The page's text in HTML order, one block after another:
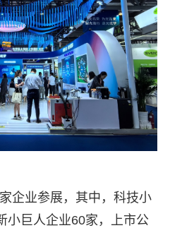
企业参展，其中，科技小
小巨人企业60家，上市公